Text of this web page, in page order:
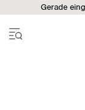
Gerade